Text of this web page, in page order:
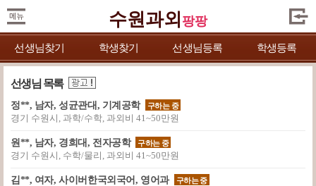
수원과외 팡팡
선생님찾기 학생찾기 선생님등록 학생등록
선생님 목록
정**, 남자, 성균관대, 기계공학 구하는 중
경기 수원시, 과학/수학, 과외비 41~50만원
원**, 남자, 경희대, 전자공학 구하는 중
경기 수원시, 수학/물리, 과외비 41~50만원
김**, 여자, 사이버한국외국어, 영어과 구하는 중